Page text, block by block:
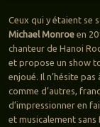
Ceux qui y étaient se
Michael Monroeen
chanteur de Hanoi
et propose un show
enjoué. Il n’hésite
comme d’autres,
d’impressionner en
et musicalement